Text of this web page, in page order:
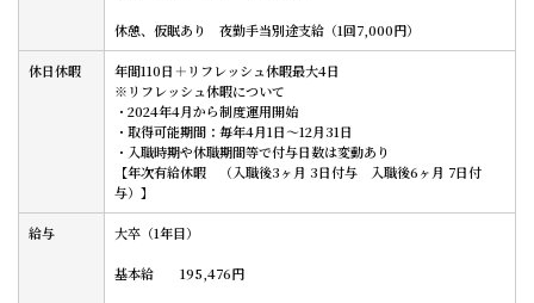
休憩、仮眠あり 夜勤手当別途支給（1回7,000円）
休日休暇
年間110日＋リフレッシュ休暇最大4日
※リフレッシュ休暇について
・2024年4月から制度運用開始
・取得可能期間：毎年4月1日〜12月31日
・入職時期や休職期間等で付与日数は変動あり
【年次有給休暇 （入職後3ヶ月 3日付与 入職後6ヶ月 7日付
与）】
給与 大卒（1年目）
基本給 195,476円